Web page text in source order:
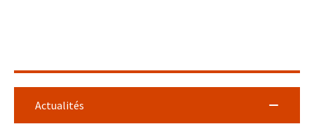
Actualités